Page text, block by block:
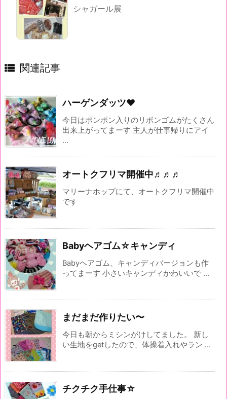
シャガール展
 関連記事
ハーゲンダッツ♥
今日はポンポン入りのリボンゴムがたくさん
出来上がってまーす 主人が仕事帰りにアイ
...
オートクフリマ開催中♬♬♬
マリーナホップにて、オートクフリマ開催中
です
Babyヘアゴム☆キャンディ
Babyヘアゴム、キャンディバージョンも作
ってまーす 小さいキャンディかわいいで ...
まだまだ作りたい〜
今日も朝からミシンがけしてました。 新し
い生地をgetしたので、体操着入れやラン ...
チクチク手仕事☆